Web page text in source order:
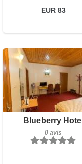
EUR 83
Blueberry Hotel
0 avis
0 avis
Détails
Réserver